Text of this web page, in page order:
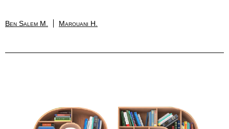
Ben Salem M. Marouani H.